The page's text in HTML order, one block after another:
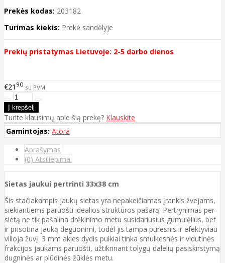
Prekės kodas: 203182
Turimas kiekis: Prekė sandėlyje
Prekių pristatymas Lietuvoje: 2-5 darbo dienos
€21 90 su PVM
Turite klausimų apie šią prekę? Klauskite
Gamintojas: Atora
Aprašymas
(0) Atsiliepimai
Sietas jaukui pertrinti 33x38 cm
Šis stačiakampis jaukų sietas yra nepakeičiamas įrankis žvejams,
siekiantiems paruošti idealios struktūros pašarą. Pertrynimas per
sietą ne tik pašalina drėkinimo metu susidariusius gumulėlius, bet
ir prisotina jauką deguonimi, todėl jis tampa puresnis ir efektyviau
vilioja žuvį. 3 mm akies dydis puikiai tinka smulkesnės ir vidutinės
frakcijos jaukams paruošti, užtikrinant tolygų dalelių pasiskirstymą
dugninės ar plūdinės žūklės metu.